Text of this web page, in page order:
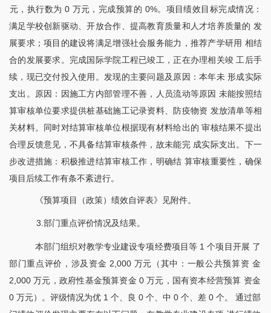
元，执行数为 0 万元，完成预算的 0%。项目绩效目标完成情况：
满足学校创新驱动、开放合作、提高教育质量和人才培养质量的 发
展要求；项目的建设将满足增强社会服务能力，推荐产学研用 相结
合的发展要求。完成国际学院工程已竣工，正在办理相关竣 工后手
续，现已交付投入使用。发现的主要问题及原因：本年未 形成实际
支出。原因：因施工方内部管理不善，人员流动等原因 未能按照结
算审核单位要求提供桩基础施工记录资料、防疫物资 发放清单等相
关材料。同时对结算审核单位根据现有材料给出的 审核结果不提出
合理反馈意见，不具备结算审核条件，故未能完 成实际支出。下一
步改进措施：积极推进结算审核工作，明确结 算审核重要性，确保
项目后续工作有条不紊进行。
《预算项目（政策）绩效自评表》见附件。
3.部门重点评价情况及结果。
本部门组织对教学专业建设专项经费项目等 1 个项目开展 了
部门重点评价，涉及资金 2,000 万元（其中：一般公共预算资 金
2,000 万元，政府性基金预算资金 0 万元，国有资本经营预算 资金
0 万元）。评级情况为优 1 个、良 0 个、中 0 个、差 0 个。 通过部